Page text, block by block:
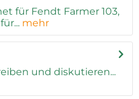
für Fendt Farmer 103,
mehr
und diskutieren...